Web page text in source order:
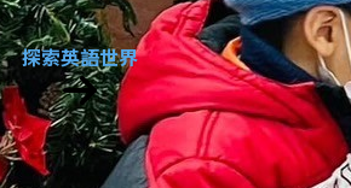
探索英語世界